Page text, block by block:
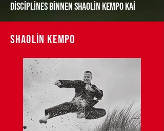
disciplines binnen shaolin kempo kai
Shaolin Kempo